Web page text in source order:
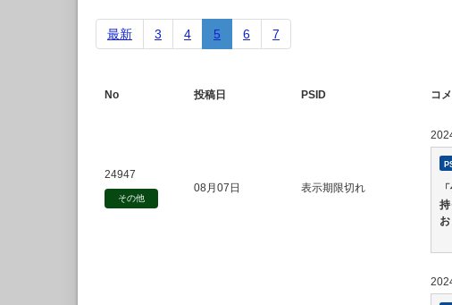
最新 3 4 5 6 7
No 投稿日 PSID コ
24947
その他
08月07日 表示期限切れ